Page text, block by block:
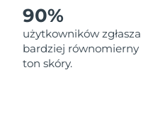
90%
użytkowników zgłasza
bardziej równomierny
ton skóry.
Kazachstan
Kuwejt